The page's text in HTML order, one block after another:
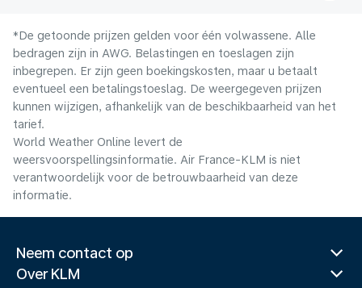
*De getoonde prijzen gelden voor één volwassene. Alle
bedragen zijn in AWG. Belastingen en toeslagen zijn
inbegrepen. Er zijn geen boekingskosten, maar u betaalt
eventueel een betalingstoeslag. De weergegeven prijzen
kunnen wijzigen, afhankelijk van de beschikbaarheid van het
tarief.
World Weather Online levert de
weersvoorspellingsinformatie. Air France-KLM is niet
verantwoordelijk voor de betrouwbaarheid van deze
informatie.
Neem contact op
Over KLM